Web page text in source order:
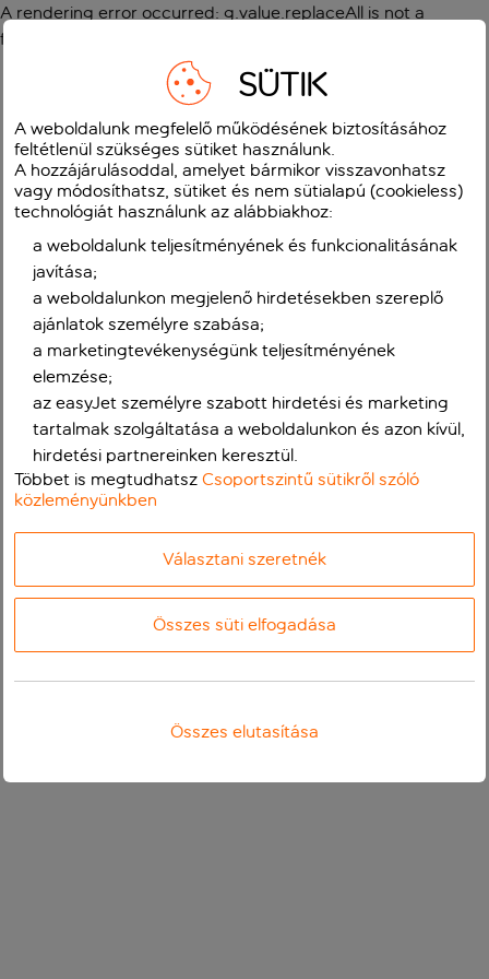
A rendering error occurred: g.value.replaceAll is not a
function
SÜTIK
A weboldalunk megfelelő működésének biztosításához
feltétlenül szükséges sütiket használunk.
A hozzájárulásoddal, amelyet bármikor visszavonhatsz
vagy módosíthatsz, sütiket és nem sütialapú (cookieless)
technológiát használunk az alábbiakhoz:
a weboldalunk teljesítményének és funkcionalitásának
javítása;
a weboldalunkon megjelenő hirdetésekben szereplő
ajánlatok személyre szabása;
a marketingtevékenységünk teljesítményének
elemzése;
az easyJet személyre szabott hirdetési és marketing
tartalmak szolgáltatása a weboldalunkon és azon kívül,
hirdetési partnereinken keresztül.
Többet is megtudhatszCsoportszintű sütikről szóló
közleményünkben
Választani szeretnék
Összes süti elfogadása
Összes elutasítása